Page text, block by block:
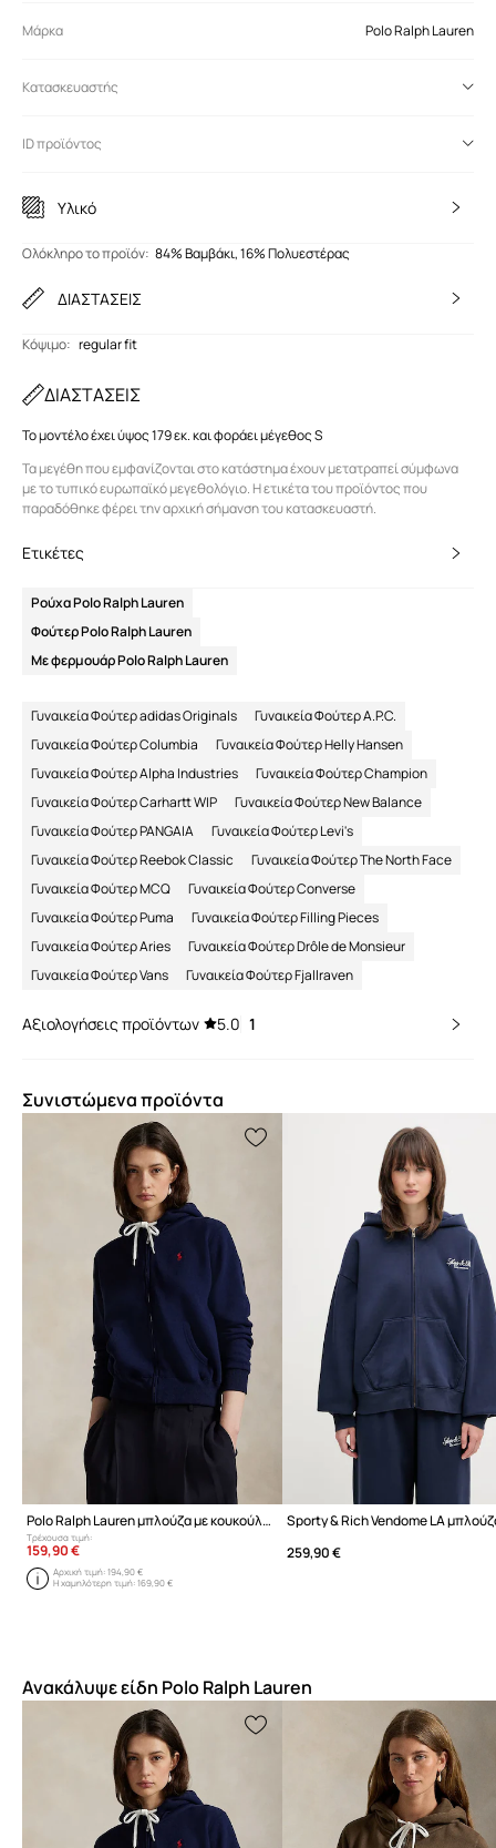
Μάρκα Polo Ralph Lauren
Κατασκευαστής
ID προϊόντος
Υλικό
Ολόκληρο το προϊόν: 84% Βαμβάκι, 16% Πολυεστέρας
ΔΙΑΣΤΑΣΕΙΣ
Κόψιμο: regular fit
ΔΙΑΣΤΑΣΕΙΣ
Το μοντέλο έχει ύψος 179 εκ. και φοράει μέγεθος S
Τα μεγέθη που εμφανίζονται στο κατάστημα έχουν μετατραπεί σύμφωνα
με το τυπικό ευρωπαϊκό μεγεθολόγιο. Η ετικέτα του προϊόντος που
παραδόθηκε φέρει την αρχική σήμανση του κατασκευαστή.
Ετικέτες
Ρούχα Polo Ralph Lauren
Φούτερ Polo Ralph Lauren
Με φερμουάρ Polo Ralph Lauren
Γυναικεία Φούτερ adidas Originals
Γυναικεία Φούτερ A.P.C.
Γυναικεία Φούτερ Columbia
Γυναικεία Φούτερ Helly Hansen
Γυναικεία Φούτερ Alpha Industries
Γυναικεία Φούτερ Champion
Γυναικεία Φούτερ Carhartt WIP
Γυναικεία Φούτερ New Balance
Γυναικεία Φούτερ PANGAIA
Γυναικεία Φούτερ Levi's
Γυναικεία Φούτερ Reebok Classic
Γυναικεία Φούτερ The North Face
Γυναικεία Φούτερ MCQ
Γυναικεία Φούτερ Converse
Γυναικεία Φούτερ Puma
Γυναικεία Φούτερ Filling Pieces
Γυναικεία Φούτερ Aries
Γυναικεία Φούτερ Drôle de Monsieur
Γυναικεία Φούτερ Vans
Γυναικεία Φούτερ Fjallraven
Αξιολογήσεις προϊόντων 5.0 1
Συνιστώμενα προϊόντα
Polo Ralph Lauren μπλούζα με κουκούλα και κουμπιά με βαμβάκι Γυναικεία
Τρέχουσα τιμή:
159,90 €
Αρχική τιμή:194,90 €
Η χαμηλότερη τιμή:169,90 €
259,90 €
Ανακάλυψε είδη Polo Ralph Lauren